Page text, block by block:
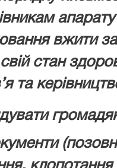
вжити
стан
та